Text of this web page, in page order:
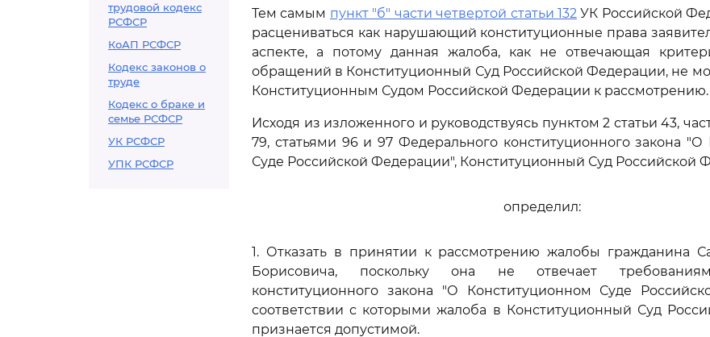
трудовой кодекс
РСФСР
КоАП РСФСР
Кодекс законов о
труде
Кодекс о браке и
семье РСФСР
УК РСФСР
УПК РСФСР
Тем самым пункт "б" части четвертой статьи 132УК Российской
расцениваться как нарушающий конституционные права
аспекте, а потому данная жалоба, как не отвечающая
обращений в Конституционный Суд Российской Федерации, не
Конституционным Судом Российской Федерации к рассмотрению.
Исходя из изложенного и руководствуясь пунктом 2 статьи 43,
79, статьями 96 и 97 Федерального конституционного закона "О
Суде Российской Федерации", Конституционный Суд Российской
определил:
1. Отказать в принятии к рассмотрению жалобы гражданина
Борисовича, поскольку она не отвечает
конституционного закона "О Конституционном Суде
соответствии с которыми жалоба в Конституционный Суд
признается допустимой.